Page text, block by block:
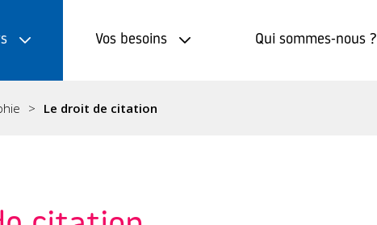
Vos besoins Qui sommes-nous ?
Le droit de citation